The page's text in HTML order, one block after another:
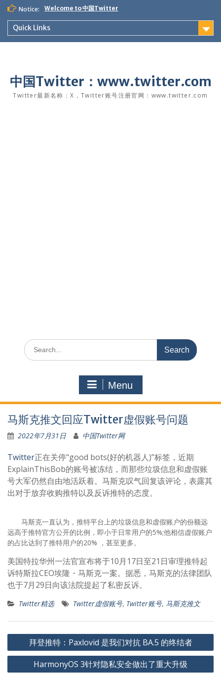
Skip
content
Notice: Welcome to 中国Twitter
Quick Links
中国Twitter：www.twitter.com
Twitter最新名称：X，Twitter账号注册官网：www.twitter.com
Search
for:
Menu
马斯克推文回应Twitter虚假账号问题
2022年7月31日 中国Twitter网
Twitter正在关停“good bots(好的机器人)”标签，近期
ExplainThisBob的账号被冻结，而那些垃圾信息和虚假账
号大军仍然自由地活跃着。马斯克叹气回复该评论，表露其
出对于放弃收购推特以及反诉推特的态度。
马斯克一直认为，推特平台上的垃圾信息和虚假账户的份额远
远高于推特官方公开的比例，即小于日常用户的5%;他相信虚假账户
的占比达到了推特用户的20% ，甚至更多。
美国特拉华州一法官宣布将于10月17日至21日审理推特起
诉特斯拉CEO埃隆・马斯克一案。据悉，马斯克的法律团队
也于7月29日向该法院提起了私密反诉。
Twitter精选 Twitter虚假账号, Twitter账号, 马斯克推文
文
章
拜登推特：Paxlovid 是我们对抗 BA.5 的终结者
HarmonyOS 3针对隐私安全做出了重大升级